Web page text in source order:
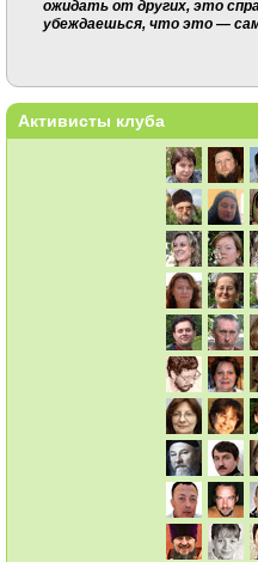
ожидать от других, это
убеждаешься, что это —
Активисты клуба